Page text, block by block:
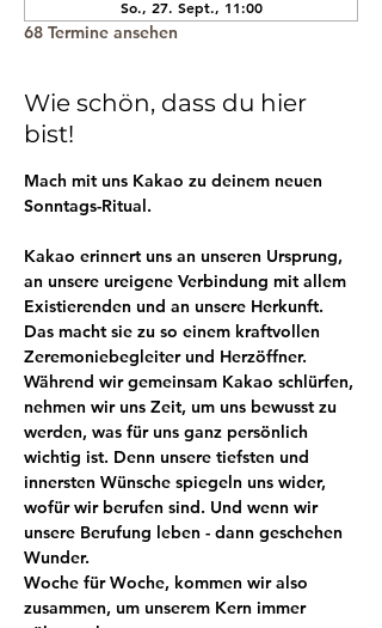
So., 27. Sept., 11:00
68 Termine ansehen
Wie schön, dass du hier
bist!
Mach mit uns Kakao zu deinem neuen
Sonntags-Ritual.
Kakao erinnert uns an unseren Ursprung,
an unsere ureigene Verbindung mit allem
Existierenden und an unsere Herkunft.
Das macht sie zu so einem kraftvollen
Zeremoniebegleiter und Herzöffner.
Während wir gemeinsam Kakao schlürfen,
nehmen wir uns Zeit, um uns bewusst zu
werden, was für uns ganz persönlich
wichtig ist. Denn unsere tiefsten und
innersten Wünsche spiegeln uns wider,
wofür wir berufen sind. Und wenn wir
unsere Berufung leben - dann geschehen
Wunder.
Woche für Woche, kommen wir also
zusammen, um unserem Kern immer